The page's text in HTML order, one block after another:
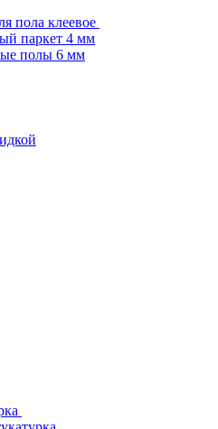
пола клеевое
паркет 4 мм
полы 6 мм